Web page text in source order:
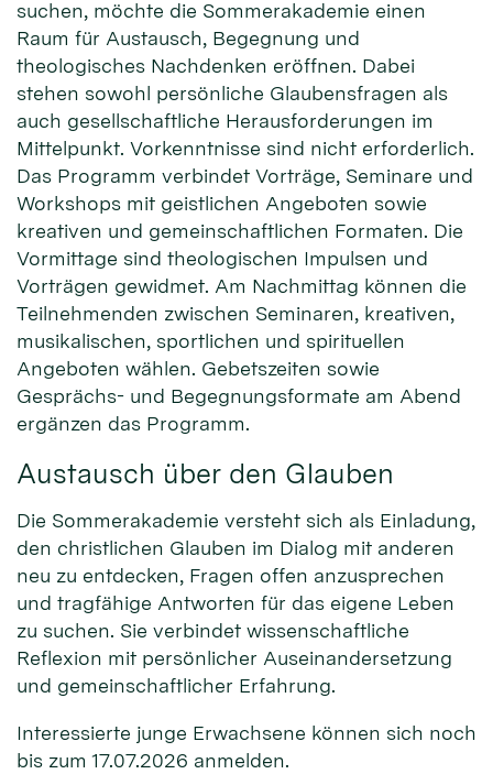
suchen, möchte die Sommerakademie einen
Raum für Austausch, Begegnung und
theologisches Nachdenken eröffnen. Dabei
stehen sowohl persönliche Glaubensfragen als
auch gesellschaftliche Herausforderungen im
Mittelpunkt. Vorkenntnisse sind nicht erforderlich.
Das Programm verbindet Vorträge, Seminare und
Workshops mit geistlichen Angeboten sowie
kreativen und gemeinschaftlichen Formaten. Die
Vormittage sind theologischen Impulsen und
Vorträgen gewidmet. Am Nachmittag können die
Teilnehmenden zwischen Seminaren, kreativen,
musikalischen, sportlichen und spirituellen
Angeboten wählen. Gebetszeiten sowie
Gesprächs- und Begegnungsformate am Abend
ergänzen das Programm.
Austausch über den Glauben
Die Sommerakademie versteht sich als Einladung,
den christlichen Glauben im Dialog mit anderen
neu zu entdecken, Fragen offen anzusprechen
und tragfähige Antworten für das eigene Leben
zu suchen. Sie verbindet wissenschaftliche
Reflexion mit persönlicher Auseinandersetzung
und gemeinschaftlicher Erfahrung.
Interessierte junge Erwachsene können sich noch
bis zum 17.07.2026 anmelden.